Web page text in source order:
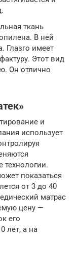
ткань
В ней
Глазго имеет
Этот вид
Он отлично
и
использует
технологии.
показаться
от 3 до 40
матрас
цену —
его
лет, а на